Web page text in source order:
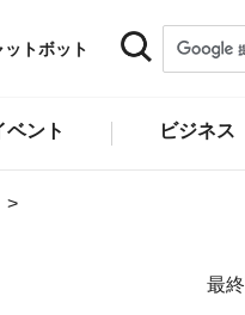
ットボット
ベント ビジネス
最